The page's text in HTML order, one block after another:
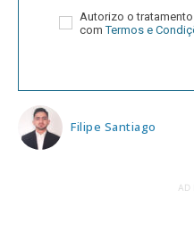
Autorizo o
comTermos e
Filipe Santiago
AD